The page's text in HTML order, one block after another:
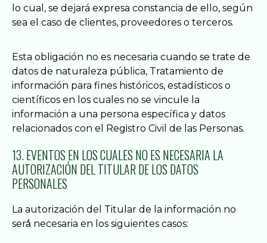
lo cual, se dejará expresa constancia de ello, según
sea el caso de clientes, proveedores o terceros.
Esta obligación no es necesaria cuando se trate de
datos de naturaleza pública, Tratamiento de
información para fines históricos, estadísticos o
científicos en los cuales no se vincule la
información a una persona específica y datos
relacionados con el Registro Civil de las Personas.
13. EVENTOS EN LOS CUALES NO ES NECESARIA LA
AUTORIZACIÓN DEL TITULAR DE LOS DATOS
PERSONALES
La autorización del Titular de la información no
será́ necesaria en los siguientes casos: